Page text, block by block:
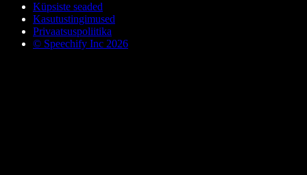
Küpsiste seaded
Kasutustingimused
Privaatsuspoliitika
© Speechify Inc 2026